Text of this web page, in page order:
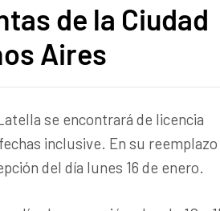
de la Ciudad
Aires
se encontrará de licencia
inclusive. En su reemplazo
del día lunes 16 de enero.